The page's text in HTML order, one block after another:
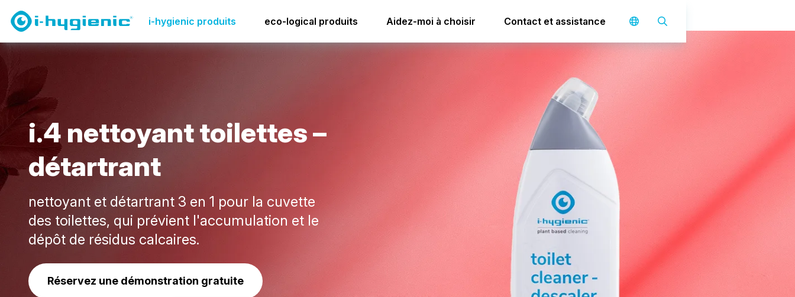
i-hygienic produits eco-logical produits Aidez-moi à choisir Contact et assistance
Page de présentation des produits Nettoyage des toilettes i.4 nettoyant toilettes – détartrant
i.4 nettoyanttoilettes–
détartrant
nettoyant et détartrant 3 en 1 pour la cuvette
des toilettes, qui prévient l'accumulation et le
dépôt de résidus calcaires.
Réservez une démonstration gratuite